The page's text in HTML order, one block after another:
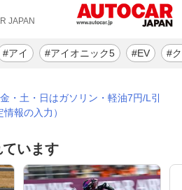
JAPAN
#アイ #アイオニック5 #EV #
・土・日はガソリン・軽油7円/L引
報の入力）
います